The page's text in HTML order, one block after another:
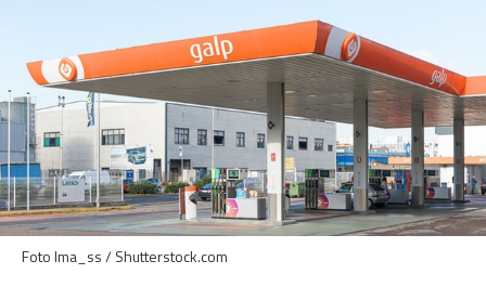
Foto lma_ss / Shutterstock.com